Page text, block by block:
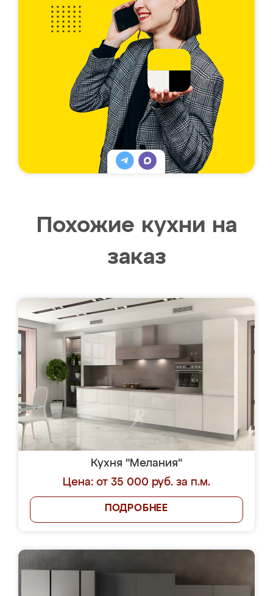
Похожие кухни на
заказ
Кухня "Мелания"
Цена: от 35 000 руб. за п.м.
ПОДРОБНЕЕ